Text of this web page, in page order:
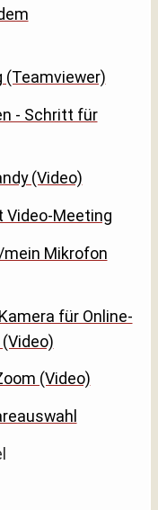
(Teamviewer)
- Schritt für
(Video)
Video-Meeting
Mikrofon
für Online-
(Video)